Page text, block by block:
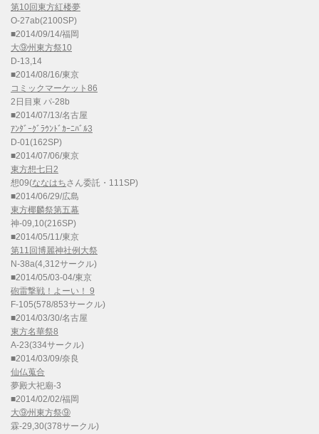
第10回東方紅楼夢
O-27ab(2100SP)
■2014/09/14/福岡
大⑨州東方祭10
D-13,14
■2014/08/16/東京
コミックマーケット86
2日目東 パ-28b
■2014/07/13/名古屋
ｱﾝﾀﾞｰｸﾞﾗｳﾝﾄﾞｶｰﾆﾊﾞﾙ3
D-01(162SP)
■2014/07/06/東京
東方想七日2
想09(ななはちさん委託・111SP)
■2014/06/29/広島
東方椰麟祭第五幕
神-09,10(216SP)
■2014/05/11/東京
第11回博麗神社例大祭
N-38a(4,312サークル)
■2014/05/03-04/東京
砲雷撃戦！よーい！ 9
F-105(578/853サークル)
■2014/03/30/名古屋
東方名華祭8
A-23(334サークル)
■2014/03/09/奈良
仙仏蒐合
夢殿大祀廟-3
■2014/02/02/福岡
大⑨州東方祭⑨
霖-29,30(378サークル)